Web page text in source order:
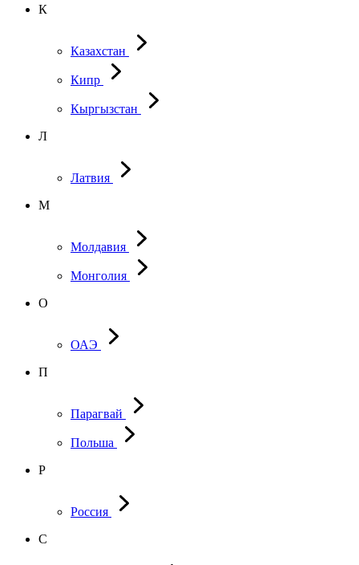
К
Казахстан
Кипр
Кыргызстан
Л
Латвия
М
Молдавия
Монголия
О
ОАЭ
П
Парагвай
Польша
Р
Россия
С